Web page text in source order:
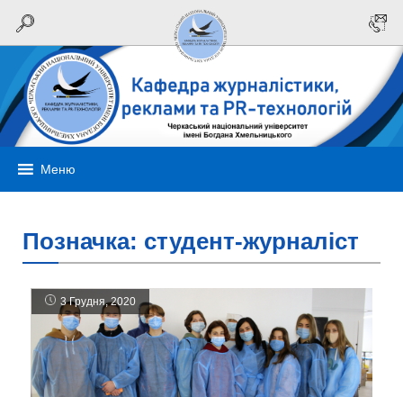
Меню
Позначка: студент-журналіст
3 Грудня, 2020